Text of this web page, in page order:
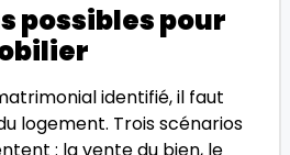
possibles pour
identifié, il faut
logement. Trois scénarios
: la vente du bien, le